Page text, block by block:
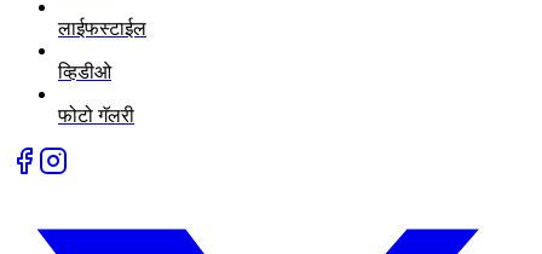
लाईफस्टाईल
व्हिडीओ
फोटो गॅलरी